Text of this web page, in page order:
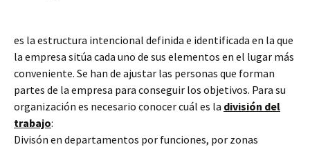
es la estructura intencional definida e identificada en la que
la empresa sitúa cada uno de sus elementos en el lugar más
conveniente. Se han de ajustar las personas que forman
partes de la empresa para conseguir los objetivos. Para su
organización es necesario conocer cuál es la división del
trabajo:
Divisón en departamentos por funciones, por zonas